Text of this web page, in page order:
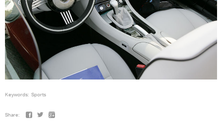
Keywords: Sports
Share: